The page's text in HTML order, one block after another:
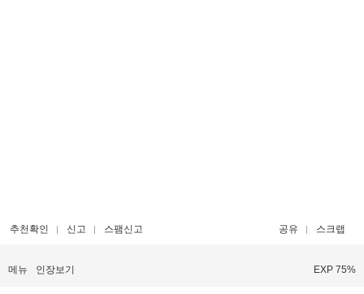
추천확인 신고 스팸신고 공유 스크랩
메뉴 인장보기 EXP 75%